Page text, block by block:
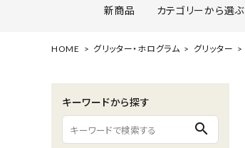
新商品 カテゴリーから選ぶ
マグネット・ミラーパウダー
ネイルシール・ フォイル・箔
HOME グリッター・ホログラム グリッター
キーワードから探す
search